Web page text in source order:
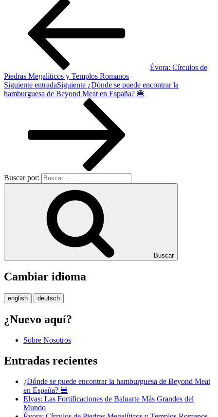
Évora: Círculos de
Piedras Megalíticos y Templos Romanos
Siguiente entradaSiguiente ¿Dónde se puede encontrar la
hamburguesa de Beyond Meat en España? 🍔
Buscar por:
Buscar
Cambiar idioma
english deutsch
¿Nuevo aquí?
Sobre Nosotros
Entradas recientes
¿Dónde se puede encontrar la hamburguesa de Beyond Meat
en España? 🍔
Elvas: Las Fortificaciones de Baluarte Más Grandes del
Mundo